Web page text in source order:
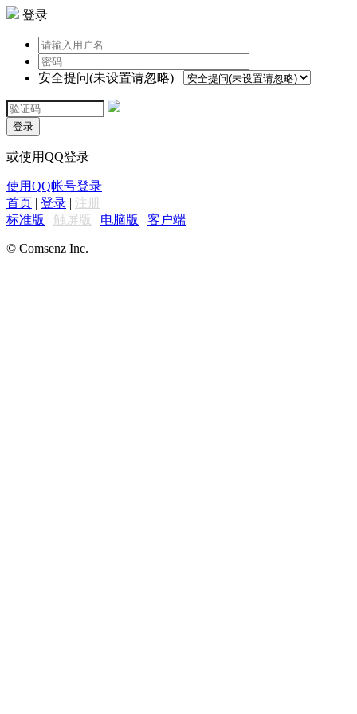
登录
安全提问(未设置请忽略)
登录
或使用QQ登录
使用QQ帐号登录
首页 | 登录 | 注册
标准版 | 触屏版 | 电脑版 | 客户端
© Comsenz Inc.